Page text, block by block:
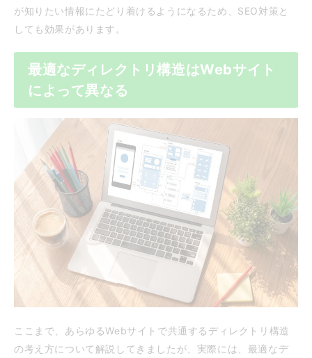
が知りたい情報にたどり着けるようになるため、SEO対策と
しても効果があります。
最適なディレクトリ構造はWebサイト
によって異なる
ここまで、あらゆるWebサイトで共通するディレクトリ構造
の考え方について解説してきましたが、実際には、最適なデ